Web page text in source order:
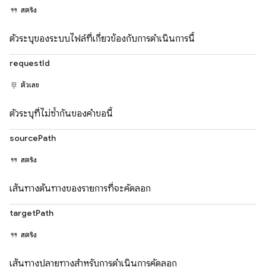
สตริง
ตัวระบุของระบบไฟล์ที่เกี่ยวข้องกับการดำเนินการนี้
requestId
ตัวเลข
ตัวระบุที่ไม่ซ้ำกันของคำขอนี้
sourcePath
สตริง
เส้นทางต้นทางของรายการที่จะคัดลอก
targetPath
สตริง
เส้นทางปลายทางสำหรับการดำเนินการคัดลอก